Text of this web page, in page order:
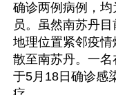
确诊两例病例，
员。虽然南苏丹
地理位置紧邻疫
散至南苏丹。一
于5月18日确诊感